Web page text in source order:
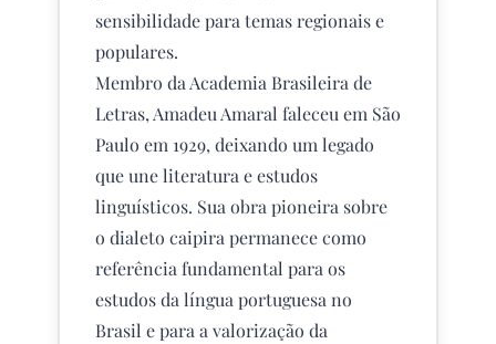
sensibilidade para temas regionais e
populares.
Membro da Academia Brasileira de
Letras, Amadeu Amaral faleceu em São
Paulo em 1929, deixando um legado
que une literatura e estudos
linguísticos. Sua obra pioneira sobre
o dialeto caipira permanece como
referência fundamental para os
estudos da língua portuguesa no
Brasil e para a valorização da